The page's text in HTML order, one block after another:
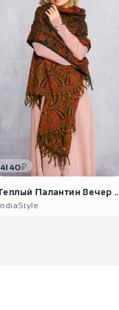
4140₽
Палантин Вечер ..